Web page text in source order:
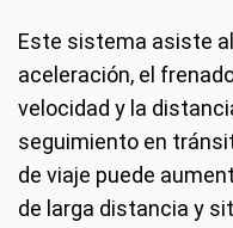
Este sistema asiste
aceleración, el
velocidad y la
seguimiento en
de viaje puede
de larga distancia y